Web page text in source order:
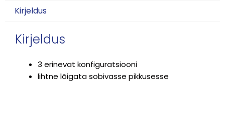
Kirjeldus
Kirjeldus
3 erinevat konfiguratsiooni
lihtne lõigata sobivasse pikkusesse